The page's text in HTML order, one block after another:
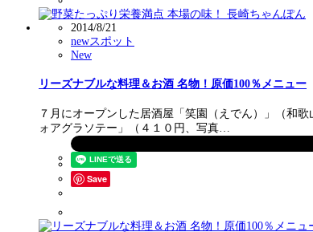
2014/8/21
newスポット
New
リーズナブルな料理＆お酒 名物！原価100％メニュー
７月にオープンした居酒屋「笑園（えでん）」（和
ォアグラソテー」（４１０円、写真…
Save